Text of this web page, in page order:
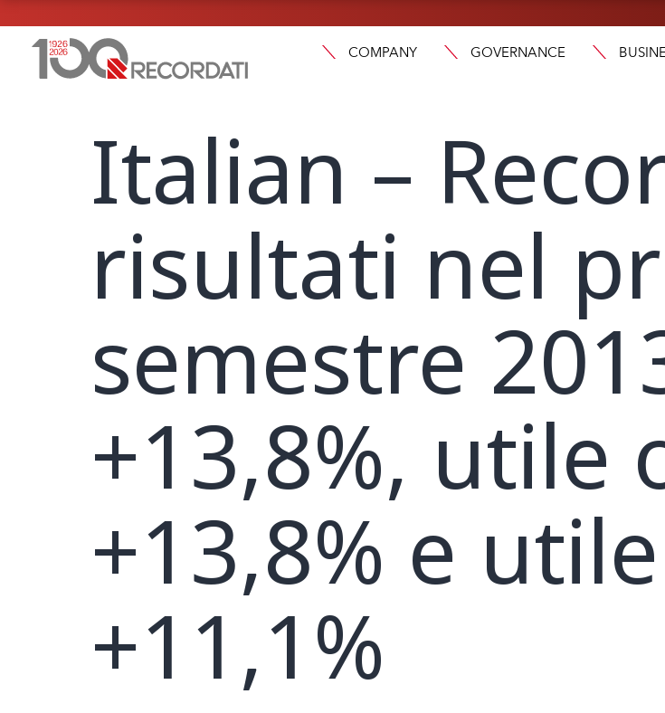
COMPANY GOVERNANCE
Italian –
risultati nel
semestre
+13,8%, utile
+13,8% e
+11,1%